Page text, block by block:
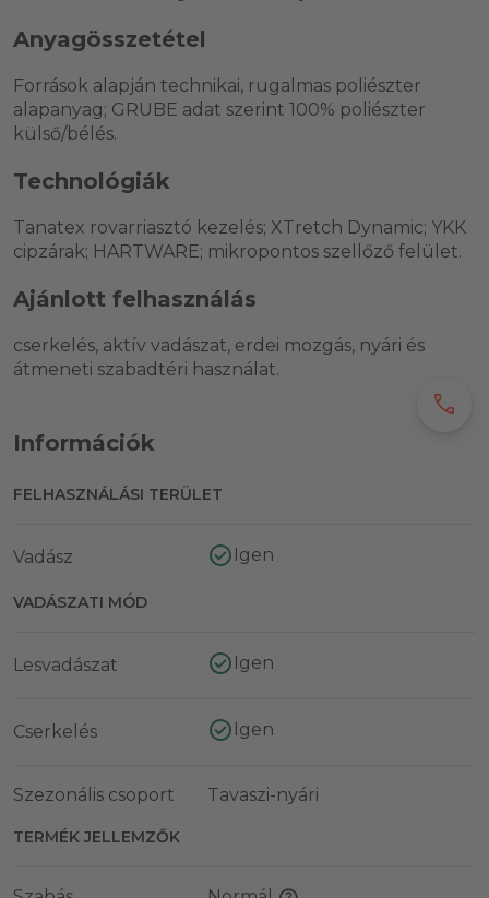
Anyagösszetétel
Források alapján technikai, rugalmas poliészter
alapanyag; GRUBE adat szerint 100% poliészter
külső/bélés.
Technológiák
Tanatex rovarriasztó kezelés; XTretch Dynamic; YKK
cipzárak; HARTWARE; mikropontos szellőző felület.
Ajánlott felhasználás
cserkelés, aktív vadászat, erdei mozgás, nyári és
átmeneti szabadtéri használat.
Információk
FELHASZNÁLÁSI TERÜLET
Vadász Igen
VADÁSZATI MÓD
Lesvadászat Igen
Cserkelés Igen
Szezonális csoport Tavaszi-nyári
TERMÉK JELLEMZŐK
call